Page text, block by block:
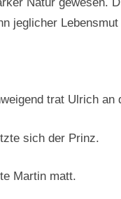
jeglicher
trat Ulrich
sich der Prinz.
Martin matt.